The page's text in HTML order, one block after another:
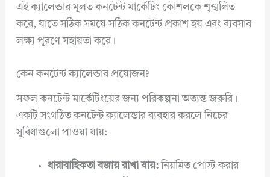
এই ক্যালেন্ডার মূলত কনটেন্ট মার্কেটিং কৌশলকে শৃঙ্খলিত
করে, যাতে সঠিক সময়ে সঠিক কনটেন্ট প্রকাশ হয় এবং ব্যবসার
লক্ষ্য পূরণে সহায়তা করে।
কেন কনটেন্ট ক্যালেন্ডার প্রয়োজন?
সফল কনটেন্ট মার্কেটিংয়ের জন্য পরিকল্পনা অত্যন্ত জরুরি।
একটি সংগঠিত কনটেন্ট ক্যালেন্ডার ব্যবহার করলে নিচের
সুবিধাগুলো পাওয়া যায়:
ধারাবাহিকতা বজায় রাখা যায়:নিয়মিত পোস্ট করার